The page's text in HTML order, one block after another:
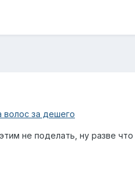
волос за дешего
не поделать, ну разве